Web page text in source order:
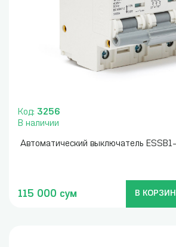
Код: 3256
В наличии
Автоматический выключатель
115 000 сум В